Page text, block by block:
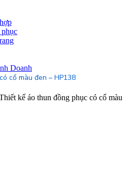
Doanh
cổ màu đen – HP138
kế áo thun đồng phục có cổ màu